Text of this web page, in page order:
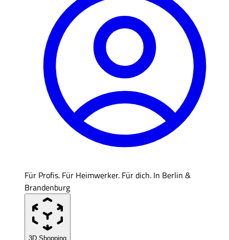
Für Profis. Für Heimwerker. Für dich. In Berlin &
Brandenburg
3D Shopping